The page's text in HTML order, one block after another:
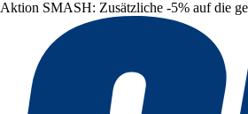
Aktion SMASH: Zusätzliche -5% auf die